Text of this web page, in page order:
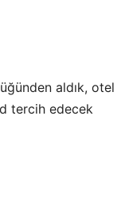
aldık, otel
tercih edecek